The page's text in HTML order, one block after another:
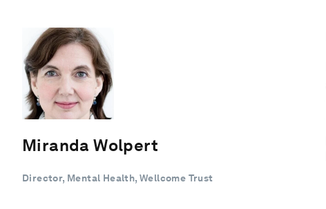
Miranda Wolpert
Director, Mental Health, Wellcome Trust